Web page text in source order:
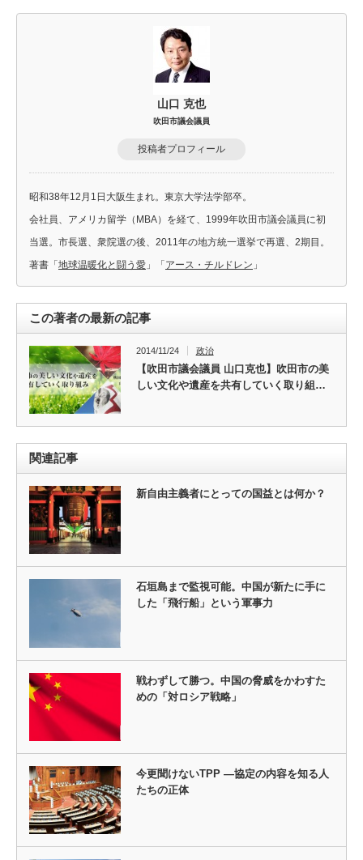
山口 克也
吹田市議会議員
投稿者プロフィール
昭和38年12月1日大阪生まれ。東京大学法学部卒。
会社員、アメリカ留学（MBA）を経て、1999年吹田市議会議員に初
当選。市長選、衆院選の後、2011年の地方統一選挙で再選、2期目。
著書「 地球温暖化と闘う愛 」「 アース・チルドレン 」
この著者の最新の記事
2014/11/24 政治
【吹田市議会議員 山口克也】吹田市の美
しい文化や遺産を共有していく取り組…
関連記事
新自由主義者にとっての国益とは何か？
石垣島まで監視可能。中国が新たに手に
した「飛行船」という軍事力
戦わずして勝つ。中国の脅威をかわすた
めの「対ロシア戦略」
今更聞けないTPP ―協定の内容を知る人
たちの正体